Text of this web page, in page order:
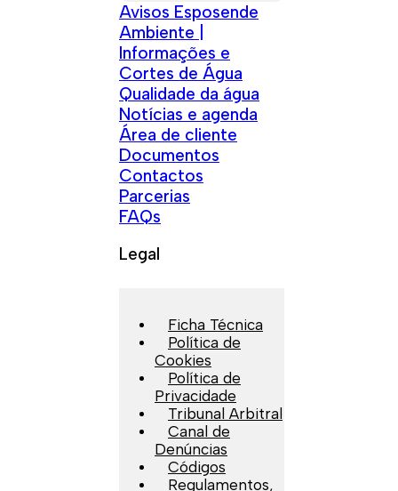
Avisos Esposende
Ambiente |
Informações e
Cortes de Água
Qualidade da água
Notícias e agenda
Área de cliente
Documentos
Contactos
Parcerias
FAQs
Legal
Ficha Técnica
Política de
Cookies
Política de
Privacidade
Tribunal Arbitral
Canal de
Denúncias
Códigos
Regulamentos,